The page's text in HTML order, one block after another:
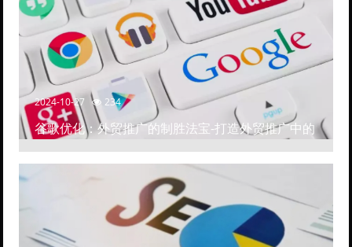
2024-10-27 234
谷歌优化：外贸推广的制胜法宝-打造外贸推广中的
高排名网站